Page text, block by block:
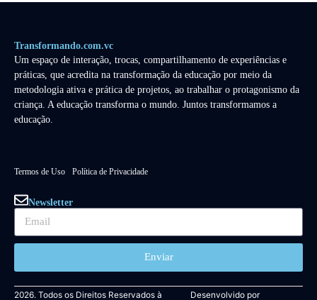
Transformando.com.vc
Um espaço de interação, trocas, compartilhamento de experiências e
práticas, que acredita na transformação da educação por meio da
metodologia ativa e prática de projetos, ao trabalhar o protagonismo da
criança. A educação transforma o mundo. Juntos transformamos a
educação.
Termos de Uso Política de Privacidade
Newsletter
Enviar
2026. Todos os Direitos Reservados à Desenvolvido por